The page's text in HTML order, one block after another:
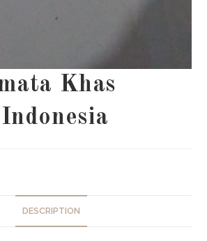
Khas
DESCRIPTION